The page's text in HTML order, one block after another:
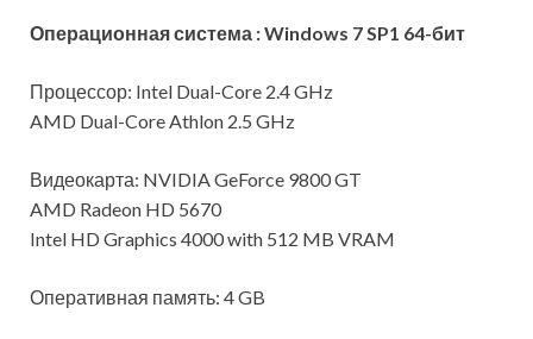
Операционная система : Windows 7 SP1 64-бит
Процессор: Intel Dual-Core 2.4 GHz
AMD Dual-Core Athlon 2.5 GHz
Видеокарта: NVIDIA GeForce 9800 GT
AMD Radeon HD 5670
Intel HD Graphics 4000 with 512 MB VRAM
Оперативная память: 4 GB